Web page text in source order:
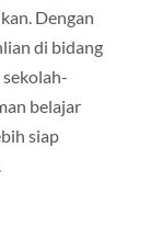
Dengan
di bidang
belajar
siap